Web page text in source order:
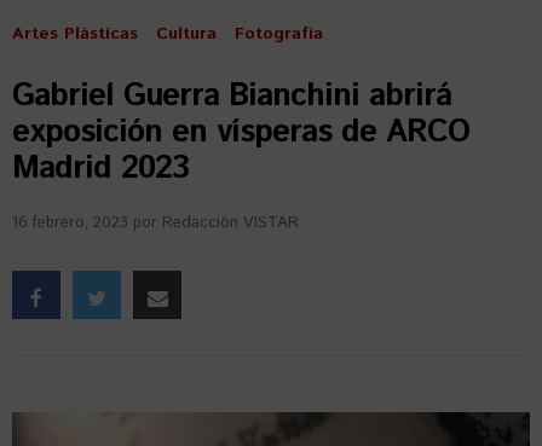
Artes Plásticas Cultura Fotografía
Gabriel Guerra Bianchini abrirá
exposición en vísperas de ARCO
Madrid 2023
16 febrero, 2023 por Redacción VISTAR